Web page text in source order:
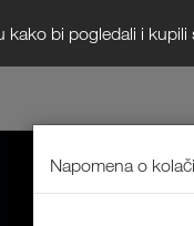
kako bi pogledali i
Napomena o